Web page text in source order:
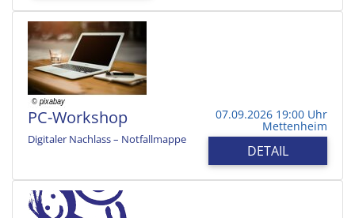
PC-Workshop
Digitaler Nachlass – Notfallmappe
07.09.2026 19:00 Uhr
Mettenheim
DETAIL